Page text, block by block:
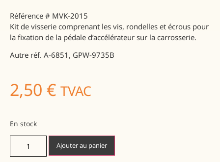
Référence # MVK-2015
Kit de visserie comprenant les vis, rondelles et écrous pour
la fixation de la pédale d’accélérateur sur la carrosserie.
Autre réf. A-6851, GPW-9735B
2,50 € TVAC
En stock
Ajouter au panier